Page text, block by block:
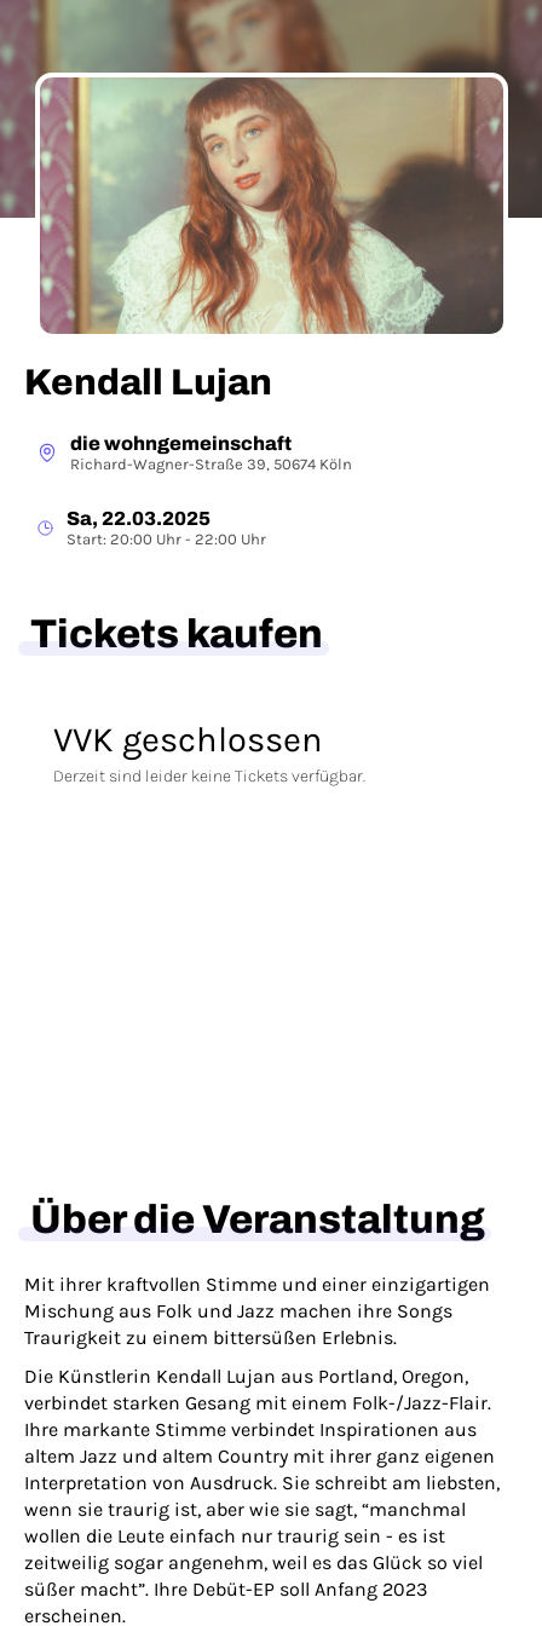
Kendall Lujan
die wohngemeinschaft
Richard-Wagner-Straße 39, 50674 Köln
Sa, 22.03.2025
Start: 20:00 Uhr - 22:00 Uhr
Tickets kaufen
VVK geschlossen
Derzeit sind leider keine Tickets verfügbar.
Über die Veranstaltung
Mit ihrer kraftvollen Stimme und einer einzigartigen
Mischung aus Folk und Jazz machen ihre Songs
Traurigkeit zu einem bittersüßen Erlebnis.
Die Künstlerin Kendall Lujan aus Portland, Oregon,
verbindet starken Gesang mit einem Folk-/Jazz-Flair.
Ihre markante Stimme verbindet Inspirationen aus
altem Jazz und altem Country mit ihrer ganz eigenen
Interpretation von Ausdruck. Sie schreibt am liebsten,
wenn sie traurig ist, aber wie sie sagt, “manchmal
wollen die Leute einfach nur traurig sein - es ist
zeitweilig sogar angenehm, weil es das Glück so viel
süßer macht”. Ihre Debüt-EP soll Anfang 2023
erscheinen.